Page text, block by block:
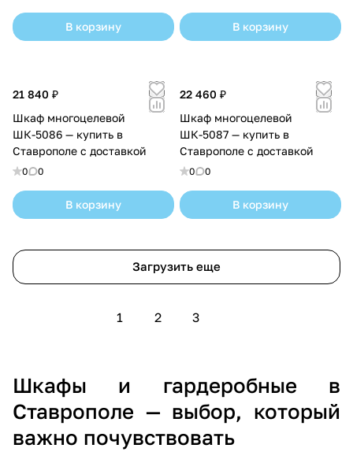
В корзину В корзину
21 840 ₽
Шкаф многоцелевой
ШК-5086 — купить в
Ставрополе с доставкой
0 0
В корзину
22 460 ₽
Шкаф многоцелевой
ШК-5087 — купить в
Ставрополе с доставкой
0 0
В корзину
Загрузить еще
1 2 3
Шкафы и гардеробные в
Ставрополе — выбор, который
важно почувствовать